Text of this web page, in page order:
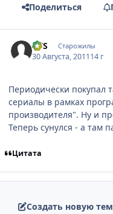
Поделиться
VVS Старожилы
30 Августа, 201114 г
Периодически покупал
сериалы в рамках
производителя". Ну и
Теперь сунулся - а там
Цитата
Создать новую